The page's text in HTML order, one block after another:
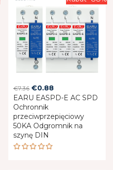
€7.36 Original
price
was:
€7.36.
€0.88Current
price
€0.88.
EARU EASPD-E AC SPD
Ochronnik
przeciwprzepięciowy
50KA Odgromnik na
szynę DIN